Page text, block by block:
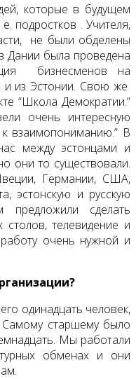
которые в будущем
подростков . Учителя,
не были обделены
была проведена
бизнесменов на
и из Эстонии. Свою же
“Школа Демократии.”
очень интересную
взаимопониманию.” В
между эстонцами и
они то существовали.
Германии, США,
эстонскую и русскую
сделать
столов, телевидение и
очень нужной и
одинадцать человек,
Самому старшему было
Мы работали
обменах и они